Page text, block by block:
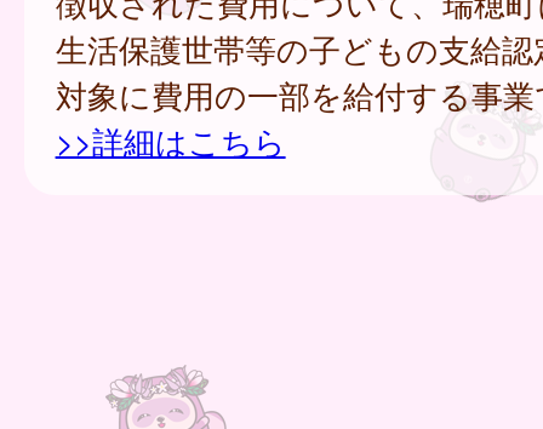
生活保護世帯等の子どもの支給
対象に費用の一部を給付する事
>>詳細はこちら